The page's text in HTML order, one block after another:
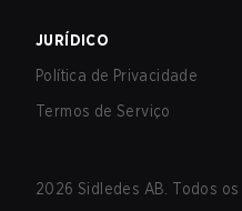
JURÍDICO
Política de Privacidade
Termos de Serviço
2026 Sidledes AB. Todos